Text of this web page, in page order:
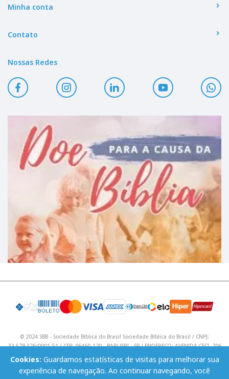
Minha conta
Contato
Nossas Redes
Cookies: Guardamos estatísticas de visitas para melhorar sua
experiência de navegação. Ao continuar navegando, você
© 2024 SBB - Sociedade Bíblica do Brasil Sociedade Bíblica do Brasil / CNPJ:
33.579.376/0001-51 / CEP: 06460-120 - BARUERI - SP / ENDEREÇO: AVENIDA CECI, 706
/ Telefone: (11) 4195 9590 / Email: lojavirtual@sbb.org.br .